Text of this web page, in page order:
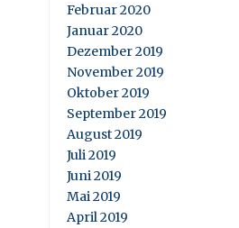
Februar 2020
Januar 2020
Dezember 2019
November 2019
Oktober 2019
September 2019
August 2019
Juli 2019
Juni 2019
Mai 2019
April 2019